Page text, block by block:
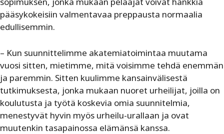
pääsykokeisiin valmentavaa preppausta normaalia
edullisemmin.
– Kun suunnittelimme akatemiatoimintaa muutama
vuosi sitten, mietimme, mitä voisimme tehdä enemmän
ja paremmin. Sitten kuulimme kansainvälisestä
tutkimuksesta, jonka mukaan nuoret urheilijat, joilla on
koulutusta ja työtä koskevia omia suunnitelmia,
menestyvät hyvin myös urheilu-urallaan ja ovat
muutenkin tasapainossa elämänsä kanssa.